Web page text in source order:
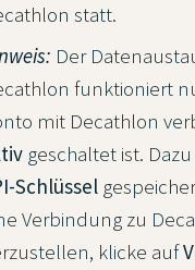
statt.
Der
funktioniert
mit Decathlon
geschaltet ist.
Schlüssel
Verbindung zu
klicke auf